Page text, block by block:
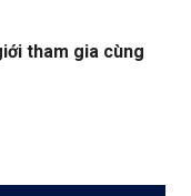
tham gia cùng